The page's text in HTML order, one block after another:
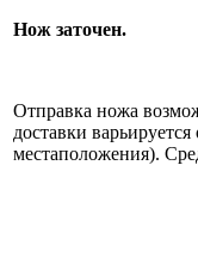
Нож заточен.
Отправка ножа
доставки
местаположения).